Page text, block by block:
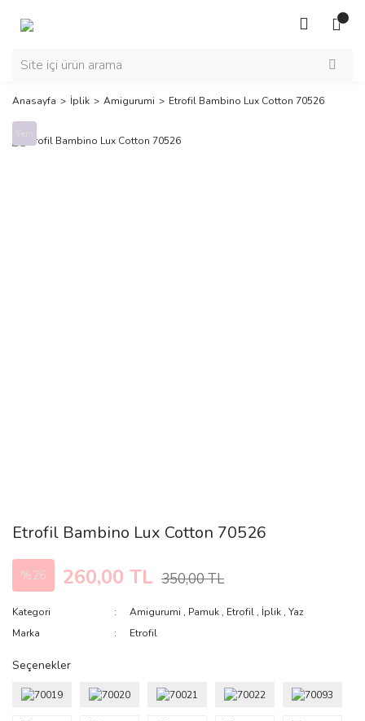
Anasayfa İplik Amigurumi Etrofil Bambino Lux Cotton 70526
Etrofil Bambino Lux Cotton 70526
%26 260,00 TL 350,00 TL
Kategori Amigurumi , Pamuk , Etrofil, İplik ,Yaz
Marka
Etrofil
Seçenekler